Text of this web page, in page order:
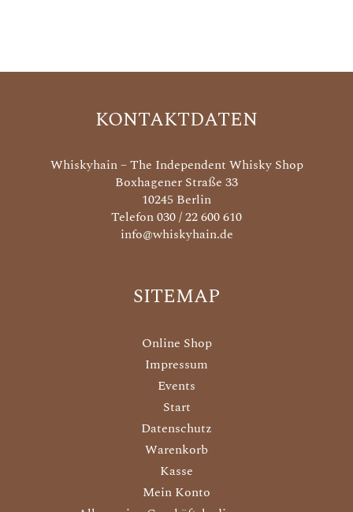
KONTAKTDATEN
Whiskyhain – The Independent Whisky Shop
Boxhagener Straße 33
10245 Berlin
Telefon 030 / 22 600 610
info@whiskyhain.de
SITEMAP
Online Shop
Impressum
Events
Start
Datenschutz
Warenkorb
Kasse
Mein Konto